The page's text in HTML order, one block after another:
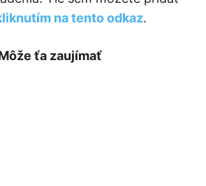
na tento odkaz.
ťa zaujímať